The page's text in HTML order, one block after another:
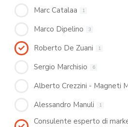
Marc Catalaa 1
Marco Dipelino 3
Roberto De Zuani 1
Sergio Marchisio 6
Alberto Crezzini - Magneti
Alessandro Manuli 1
Consulente esperto di